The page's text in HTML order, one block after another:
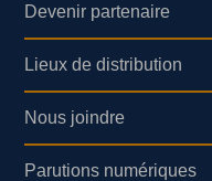
Devenir partenaire
Lieux de distribution
Nous joindre
Parutions numériques